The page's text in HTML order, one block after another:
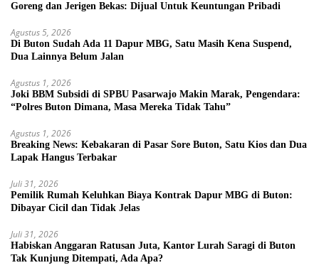
Goreng dan Jerigen Bekas: Dijual Untuk Keuntungan Pribadi
Agustus 5, 2026
Di Buton Sudah Ada 11 Dapur MBG, Satu Masih Kena Suspend,
Dua Lainnya Belum Jalan
Agustus 1, 2026
Joki BBM Subsidi di SPBU Pasarwajo Makin Marak, Pengendara:
“Polres Buton Dimana, Masa Mereka Tidak Tahu”
Agustus 1, 2026
Breaking News: Kebakaran di Pasar Sore Buton, Satu Kios dan Dua
Lapak Hangus Terbakar
Juli 31, 2026
Pemilik Rumah Keluhkan Biaya Kontrak Dapur MBG di Buton:
Dibayar Cicil dan Tidak Jelas
Juli 31, 2026
Habiskan Anggaran Ratusan Juta, Kantor Lurah Saragi di Buton
Tak Kunjung Ditempati, Ada Apa?